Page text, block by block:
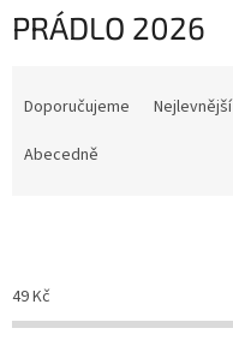
PRÁDLO 2026
o
d
Doporučujeme Nejlevnější
Abecedně
49Kč